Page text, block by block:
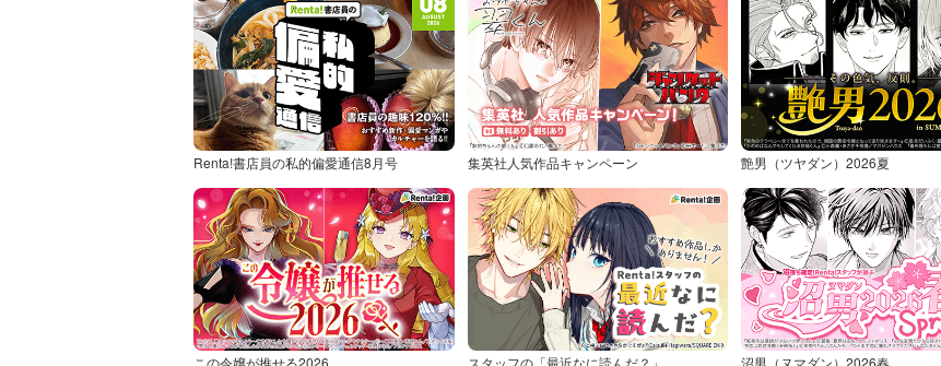
Renta!書店員の私的偏愛通信8月号 集英社人気作品キャンペーン 艶男（ツヤダン）2026夏